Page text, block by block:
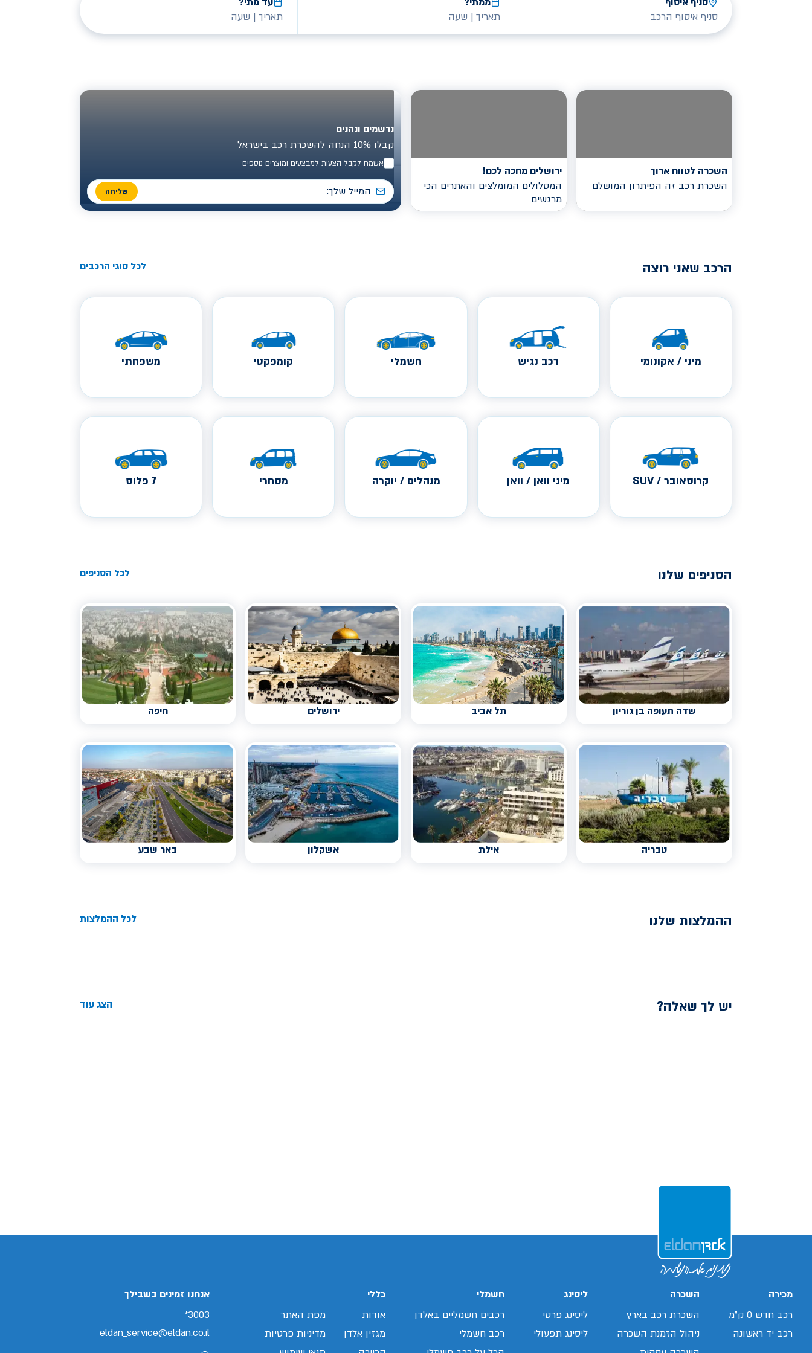
סניף איסוף הרכב
תאריך | שעה
תאריך | שעה
השכרה לטווח ארוך
השכרת רכב זה הפיתרון המושלם
ירושלים מחכה לכם!
המסלולים המומלצים והאתרים הכי
מרגשים
נרשמים ונהנים
קבלו 10% הנחה להשכרת רכב בישראל
אשמח לקבל הצעות למבצעים ומוצרים נוספים
שליחה
הרכב שאני רוצה לכל סוגי הרכבים
מיני / אקונומי רכב נגיש חשמלי קומפקטי משפחתי
קרוסאובר / SUV מיני וואן / וואן מנהלים / יוקרה מסחרי 7 פלוס
הסניפים שלנו לכל הסניפים
שדה תעופה בן גוריון תל אביב ירושלים חיפה
טבריה אילת אשקלון באר שבע
ההמלצות שלנו לכל ההמלצות
יש לך שאלה? הצג עוד
מכירה
רכב חדש 0 ק"מ
רכב יד ראשונה
השכרה
השכרת רכב בארץ
ניהול הזמנת השכרה
ליסינג
ליסינג פרטי
ליסינג תפעולי
חשמלי
רכבים חשמליים באלדן
רכב חשמלי
כללי
אודות
מגזין אלדן
מפת האתר
מדיניות פרטיות
אנחנו זמינים בשבילך
3003*
eldan_service@eldan.co.il